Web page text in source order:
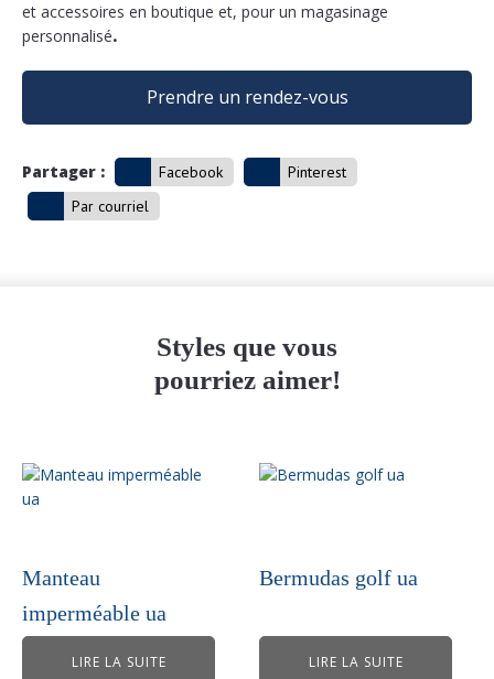
et accessoires en boutique et, pour un magasinage
personnalisé.
Prendre un rendez-vous
Partager : Facebook
Pinterest
Par courriel
Styles que vous
pourriez aimer!
Manteau
imperméable ua
LIRE LA SUITE
Bermudas golf ua
LIRE LA SUITE